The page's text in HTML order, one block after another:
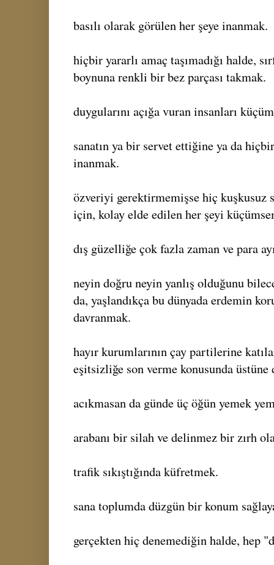
basılı olarak görülen her şeye inanmak.
hiçbir yararlı amaç taşımadığı halde,
boynuna renkli bir bez parçası takmak.
duygularını açığa vuran insanları
sanatın ya bir servet ettiğine ya da
inanmak.
özveriyi gerektirmemişse hiç kuşkusuz
için, kolay elde edilen her şeyi
dış güzelliğe çok fazla zaman ve para
neyin doğru neyin yanlış olduğunu
da, yaşlandıkça bu dünyada erdemin
davranmak.
hayır kurumlarının çay partilerine
eşitsizliğe son verme konusunda üstüne
acıkmasan da günde üç öğün yemek
arabanı bir silah ve delinmez bir zırh
trafik sıkıştığında küfretmek.
sana toplumda düzgün bir konum
gerçekten hiç denemediğin halde, hep